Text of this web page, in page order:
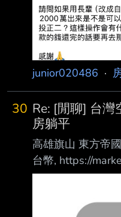
期，並應自行撰
置於內文或連結
聞，違者文章刪
之間無明顯分隔
者，歸責於貼文者
刪除。 >
junior020486 ·
30 Re: [閒聊] 台
房躺平
高雄旗山 東方帝
台幣, https://
536號 | 8樓之1
屏東縣潮州鎮太